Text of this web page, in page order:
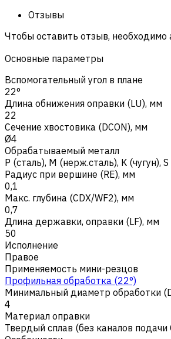
Отзывы
Чтобы оставить отзыв, необходимо
Основные параметры
Вспомогательный угол в плане
22°
Длина обнижения оправки (LU), мм
22
Сечение хвостовика (DCON), мм
Ø4
Обрабатываемый металл
Р (сталь), M (нерж.сталь), K (чугун),
Радиус при вершине (RE), мм
0,1
Макс. глубина (CDX/WF2), мм
0,7
Длина державки, оправки (LF), мм
50
Исполнение
Правое
Применяемость мини-резцов
Профильная обработка (22°)
Минимальный диаметр обработки
4
Материал оправки
Твердый сплав (без каналов